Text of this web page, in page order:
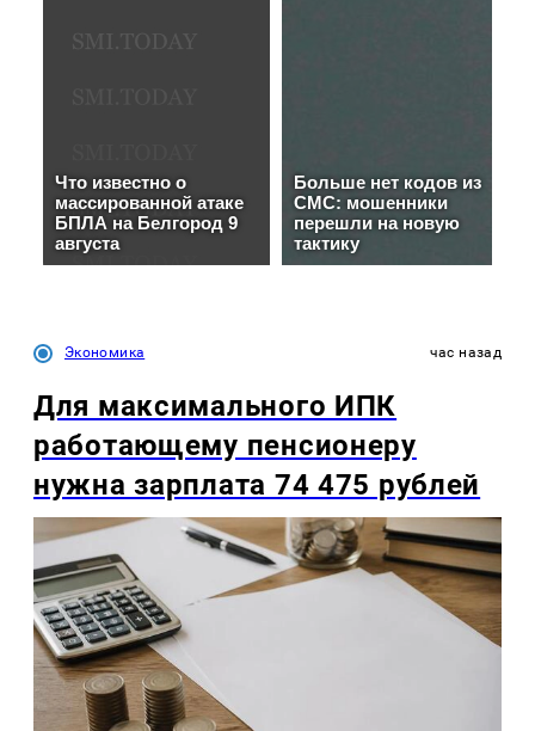
Экономика час назад
Для максимального ИПК
работающему пенсионеру
нужна зарплата 74 475 рублей